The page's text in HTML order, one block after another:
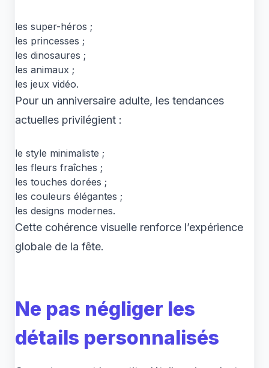
les super-héros ;
les princesses ;
les dinosaures ;
les animaux ;
les jeux vidéo.
Pour un anniversaire adulte, les tendances
actuelles privilégient :
le style minimaliste ;
les fleurs fraîches ;
les touches dorées ;
les couleurs élégantes ;
les designs modernes.
Cette cohérence visuelle renforce l’expérience
globale de la fête.
Ne pas négliger les
détails personnalisés